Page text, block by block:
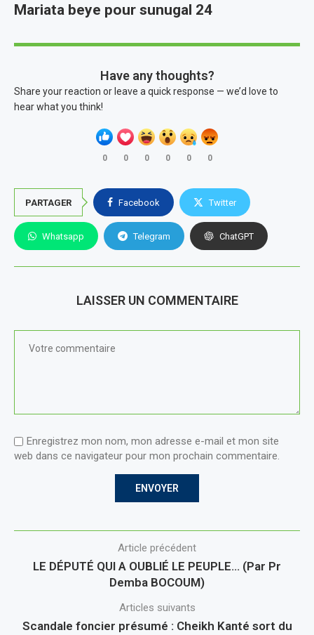
Mariata beye pour sunugal 24
Have any thoughts?
Share your reaction or leave a quick response — we’d love to
hear what you think!
0 0 0 0 0 0
PARTAGER Facebook Twitter
Whatsapp Telegram ChatGPT
LAISSER UN COMMENTAIRE
Enregistrez mon nom, mon adresse e-mail et mon site
web dans ce navigateur pour mon prochain commentaire.
Article précédent
LE DÉPUTÉ QUI A OUBLIÉ LE PEUPLE… (Par Pr
Demba BOCOUM)
Articles suivants
Scandale foncier présumé : Cheikh Kanté sort du